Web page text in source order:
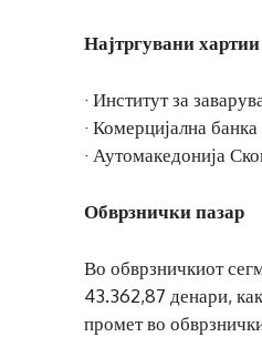
Најтргувани
· Институт за
· Комерцијална
· Аутомакедонија
Обврзнички пазар
Во обврзничкиот
43.362,87 денари,
промет во